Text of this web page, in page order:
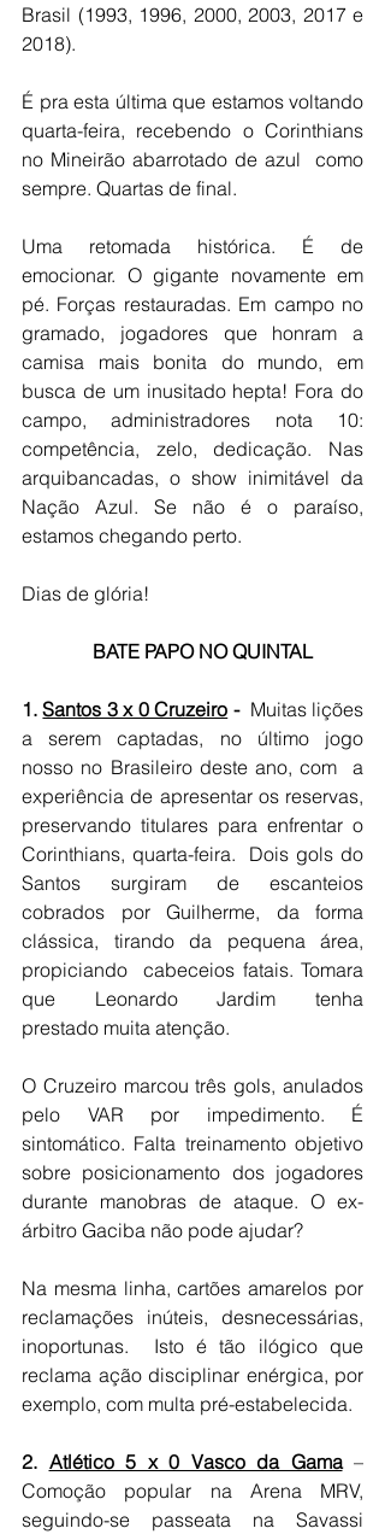
Brasil (1993, 1996, 2000, 2003, 2017 e
2018).
É pra esta última que estamos voltando
quarta-feira, recebendo o Corinthians
no Mineirão abarrotado de azul  como
sempre. Quartas de final.
Uma retomada histórica. É de
emocionar. O gigante novamente em
pé. Forças restauradas. Em campo no
gramado, jogadores que honram a
camisa mais bonita do mundo, em
busca de um inusitado hepta! Fora do
campo, administradores nota 10:
competência, zelo, dedicação. Nas
arquibancadas, o show inimitável da
Nação Azul. Se não é o paraíso,
estamos chegando perto.
Dias de glória!
BATE PAPO NO QUINTAL
1. Santos 3 x 0 Cruzeiro - Muitas lições
a serem captadas,
no último jogo
nosso no Brasileiro deste ano, com  a
experiência de apresentar os reservas,
preservando titulares para enfrentar o
Corinthians, quarta-feira.  Dois gols do
Santos surgiram de escanteios
cobrados por Guilherme, da forma
clássica, tirando da pequena área,
propiciando  cabeceios fatais. Tomara
que Leonardo Jardim tenha
prestado muita atenção.
O Cruzeiro marcou três gols, anulados
pelo VAR por impedimento. É
sintomático. Falta treinamento objetivo
sobre posicionamento dos jogadores
durante manobras de ataque. O ex-
árbitro Gaciba não pode ajudar?
Na mesma linha, cartões amarelos por
reclamações inúteis, desnecessárias,
inoportunas.  Isto é tão ilógico que
reclama ação disciplinar enérgica, por
exemplo, com multa pré-estabelecida.
2. Atlético 5 x 0 Vasco da Gama –
Comoção popular na Arena MRV,
seguindo-se passeata na Savassi